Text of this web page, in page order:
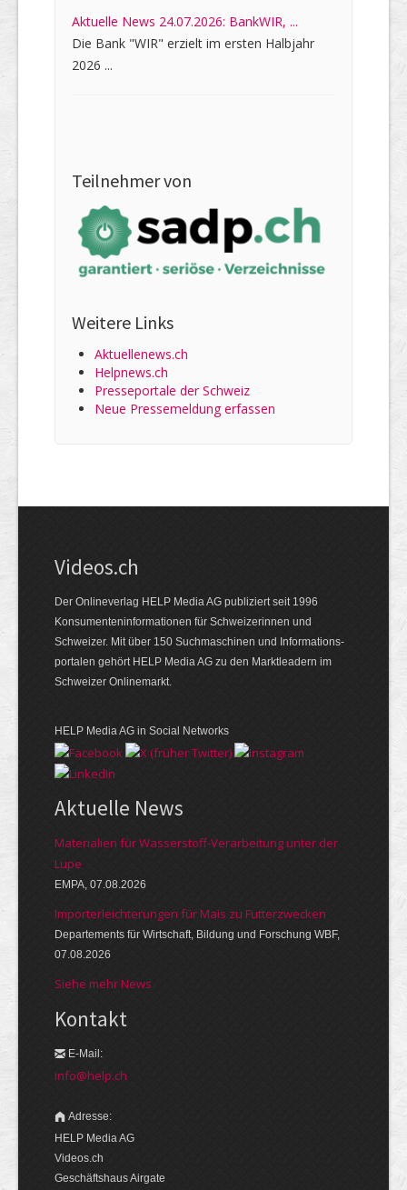
Aktuelle News 24.07.2026: BankWIR, ...
Die Bank "WIR" erzielt im ersten Halbjahr
2026 ...
Teilnehmer von
Weitere Links
Aktuellenews.ch
Helpnews.ch
Presseportale der Schweiz
Neue Pressemeldung erfassen
Videos.ch
Der Onlineverlag HELP Media AG publiziert seit 1996
Konsumenten­informationen für Schweizerinnen und
Schweizer. Mit über 150 Suchmaschinen und Informations­
portalen gehört HELP Media AG zu den Marktleadern im
Schweizer Onlinemarkt.
HELP Media AG in Social Networks
Aktuelle News
Materialien für Wasserstoff-Verarbeitung unter der
Lupe
EMPA, 07.08.2026
Importerleichterungen für Mais zu Futterzwecken
Departements für Wirtschaft, Bildung und Forschung WBF,
07.08.2026
Siehe mehr News
Kontakt
E-Mail:
info@help.ch
Adresse:
HELP Media AG
Videos.ch
Geschäftshaus Airgate